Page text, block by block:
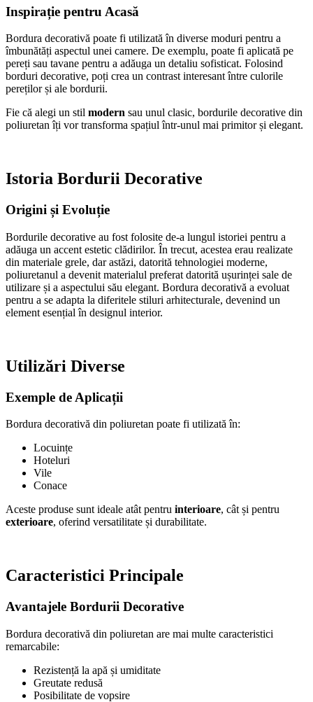
Inspirație pentru Acasă
Bordura decorativă poate fi utilizată în diverse moduri pentru a
îmbunătăți aspectul unei camere. De exemplu, poate fi aplicată pe
pereți sau tavane pentru a adăuga un detaliu sofisticat. Folosind
borduri decorative, poți crea un contrast interesant între culorile
pereților și ale bordurii.
Fie că alegi un stil modern sau unul clasic, bordurile decorative din
poliuretan îți vor transforma spațiul într-unul mai primitor și elegant.
Istoria Bordurii Decorative
Origini și Evoluție
Bordurile decorative au fost folosite de-a lungul istoriei pentru a
adăuga un accent estetic clădirilor. În trecut, acestea erau realizate
din materiale grele, dar astăzi, datorită tehnologiei moderne,
poliuretanul a devenit materialul preferat datorită ușurinței sale de
utilizare și a aspectului său elegant. Bordura decorativă a evoluat
pentru a se adapta la diferitele stiluri arhitecturale, devenind un
element esențial în designul interior.
Utilizări Diverse
Exemple de Aplicații
Bordura decorativă din poliuretan poate fi utilizată în:
Locuințe
Hoteluri
Vile
Conace
Aceste produse sunt ideale atât pentru interioare, cât și pentru
exterioare, oferind versatilitate și durabilitate.
Caracteristici Principale
Avantajele Bordurii Decorative
Bordura decorativă din poliuretan are mai multe caracteristici
remarcabile:
Rezistență la apă și umiditate
Greutate redusă
Posibilitate de vopsire